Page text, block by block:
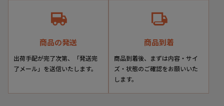
商品の発送
出荷手配が完了次第、「発送完
了メール」を送信いたします。
商品到着
商品到着後、まずは内容・サイ
ズ・状態のご確認をお願いいた
します。